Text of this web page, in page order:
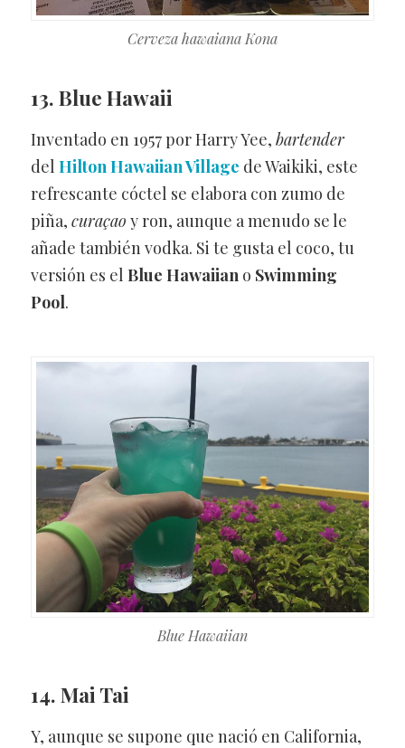
Cerveza hawaiana Kona
13. Blue Hawaii
Inventado en 1957 por Harry Yee, bartender
del Hilton Hawaiian Village de Waikiki, este
refrescante cóctel se elabora con zumo de
piña, curaçao y ron, aunque a menudo se le
añade también vodka. Si te gusta el coco, tu
versión es el Blue Hawaiiano Swimming
Pool.
Blue Hawaiian
14. Mai Tai
Y, aunque se supone que nació en California,